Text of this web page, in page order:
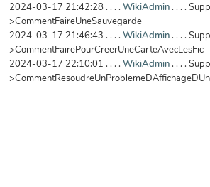
2024-03-17 21:42:28 . . . . WikiAdmin . . . .
>CommentFaireUneSauvegarde
2024-03-17 21:46:43 . . . . WikiAdmin . . . .
>CommentFairePourCreerUneCarteAvecLesFic
2024-03-17 22:10:01 . . . . WikiAdmin . . . .